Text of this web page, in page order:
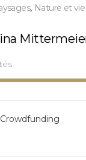
, Nature et